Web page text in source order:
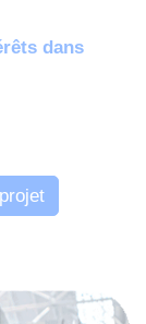
dans